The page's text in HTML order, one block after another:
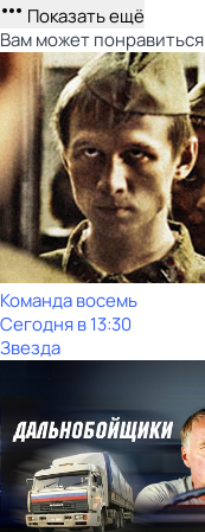
Показать ещё
Вам может понравиться
Команда восемь
Сегодня в 13:30
Звезда